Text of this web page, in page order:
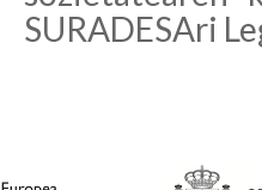
SURADESAri